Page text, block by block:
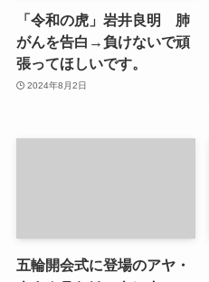
「令和の虎」岩井良明 肺
がんを告白→負けないで頑
張ってほしいです。
2024年8月2日
五輪開会式に登場のアヤ・